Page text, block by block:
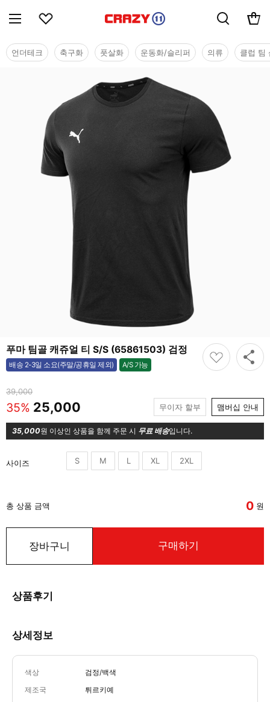
언더테크 축구화 풋살화 운동화/슬리퍼 의류 클럽 팀
푸마 팀골 캐쥬얼 티 S/S (65861503) 검정
배송 2-3일 소요(주말/공휴일 제외) A/S 가능
가능
39,000
35% 25,000 무이자 할부 맴버십 안내
35,000원 이상인 상품을 함께 주문 시 무료 배송입니다.
사이즈 S M L XL 2XL
총 상품 금액 0 원
장바구니 구매하기
상품후기
상세정보
색상 검정/백색
제조국 튀르키예